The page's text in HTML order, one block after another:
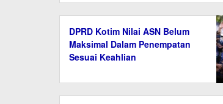
DPRD Kotim Nilai ASN Belum
Maksimal Dalam Penempatan
Sesuai Keahlian